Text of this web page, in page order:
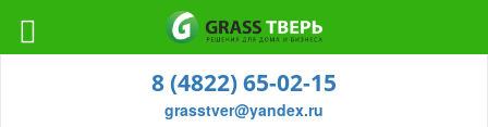
8 (4822) 65-02-15
grasstver@yandex.ru